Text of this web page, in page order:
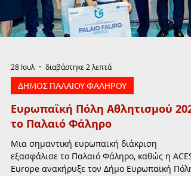
28 Ιουλ διαβάστηκε 2 λεπτά
ΔΗΜΟΣ ΠΑΛΑΙΟΥ ΦΑΛΗΡΟΥ
Ευρωπαϊκή Πόλη Αθλητισμού